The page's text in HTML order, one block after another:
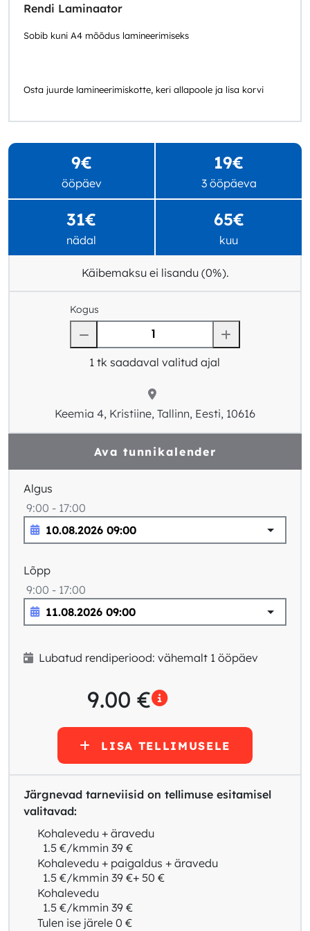
Rendi Laminaator
Sobib kuni A4 mõõdus lamineerimiseks
Osta juurde lamineerimiskotte, keri allapoole ja lisa korvi
9€
ööpäev
19€
3 ööpäeva
31€
nädal
65€
kuu
Käibemaksu ei lisandu (0%).
Kogus
1 tk saadaval valitud ajal
Keemia 4, Kristiine, Tallinn, Eesti, 10616
Ava tunnikalender
Algus
9:00 - 17:00
Lõpp
9:00 - 17:00
Lubatud rendiperiood: vähemalt 1 ööpäev
9.00 €
LISA TELLIMUSELE
Järgnevad tarneviisid on tellimuse esitamisel
valitavad:
Kohalevedu + äravedu
1.5 €/kmmin 39 €
Kohalevedu + paigaldus + äravedu
1.5 €/kmmin 39 €+ 50 €
Kohalevedu
1.5 €/kmmin 39 €
Tulen ise järele 0 €